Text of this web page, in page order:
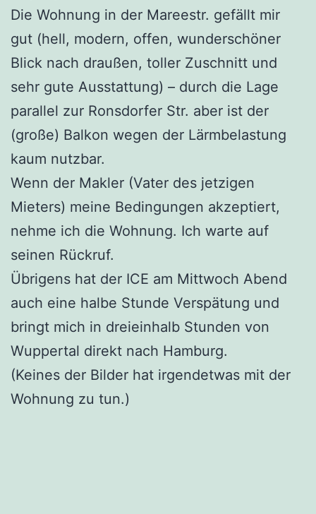
Die Wohnung in der Mareestr. gefällt mir
gut (hell, modern, offen, wunderschöner
Blick nach draußen, toller Zuschnitt und
sehr gute Ausstattung) – durch die Lage
parallel zur Ronsdorfer Str. aber ist der
(große) Balkon wegen der Lärmbelastung
kaum nutzbar.
Wenn der Makler (Vater des jetzigen
Mieters) meine Bedingungen akzeptiert,
nehme ich die Wohnung. Ich warte auf
seinen Rückruf.
Übrigens hat der ICE am Mittwoch Abend
auch eine halbe Stunde Verspätung und
bringt mich in dreieinhalb Stunden von
Wuppertal direkt nach Hamburg.
(Keines der Bilder hat irgendetwas mit der
Wohnung zu tun.)